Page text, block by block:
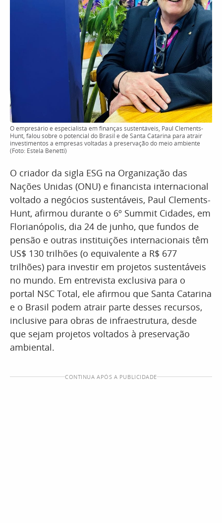
O empresário e especialista em finanças sustentáveis, Paul Clements-
Hunt, falou sobre o potencial do Brasil e de Santa Catarina para atrair
investimentos a empresas voltadas à preservação do meio ambiente
(Foto: Estela Benetti)
O criador da sigla ESG na Organização das
Nações Unidas (ONU) e financista internacional
voltado a negócios sustentáveis, Paul Clements-
Hunt, afirmou durante o 6º Summit Cidades, em
Florianópolis, dia 24 de junho, que fundos de
pensão e outras instituições internacionais têm
US$ 130 trilhões (o equivalente a R$ 677
trilhões) para investir em projetos sustentáveis
no mundo. Em entrevista exclusiva para o
portal NSC Total, ele afirmou que Santa Catarina
e o Brasil podem atrair parte desses recursos,
inclusive para obras de infraestrutura, desde
que sejam projetos voltados à preservação
ambiental.
CONTINUA APÓS A PUBLICIDADE